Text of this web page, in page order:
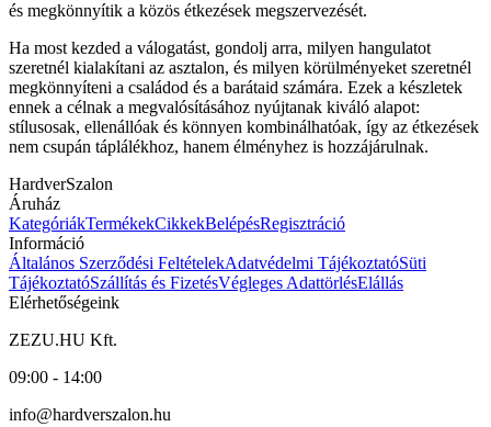
és megkönnyítik a közös étkezések megszervezését.
Ha most kezded a válogatást, gondolj arra, milyen hangulatot
szeretnél kialakítani az asztalon, és milyen körülményeket szeretnél
megkönnyíteni a családod és a barátaid számára. Ezek a készletek
ennek a célnak a megvalósításához nyújtanak kiváló alapot:
stílusosak, ellenállóak és könnyen kombinálhatóak, így az étkezések
nem csupán táplálékhoz, hanem élményhez is hozzájárulnak.
HardverSzalon
Áruház
KategóriákTermékekCikkekBelépésRegisztráció
Információ
Általános Szerződési FeltételekAdatvédelmi TájékoztatóSüti
TájékoztatóSzállítás és FizetésVégleges AdattörlésElállás
Elérhetőségeink
ZEZU.HU Kft.
09:00 - 14:00
info@hardverszalon.hu